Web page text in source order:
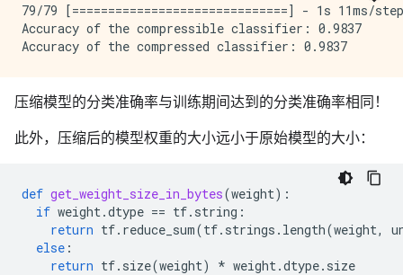
79/79 [==============================] - 1s
Accuracy of the compressible classifier: 0.9837
压缩模型的分类准确率与训练期间达到的分类准确率相同！
此外，压缩后的模型权重的大小远小于原始模型的大小：
def get_weight_size_in_bytes(weight):
if weight.dtype == tf. string :
return tf. reduce_sum(tf. strings . length(weight,
else :
return tf. size(weight) * weight.dtype. size